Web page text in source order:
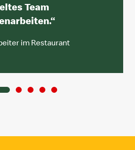
Team
“
im Restaurant